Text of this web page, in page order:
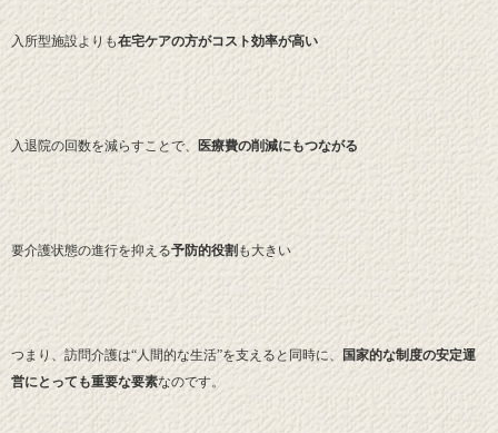
入所型施設よりも在宅ケアの方がコスト効率が高い
入退院の回数を減らすことで、 医療費の削減にもつながる
要介護状態の進行を抑える予防的役割 も大きい
つまり、訪問介護は“人間的な生活”を支えると同時に、 国家的な制度の安定運
営にとっても重要な要素なのです。